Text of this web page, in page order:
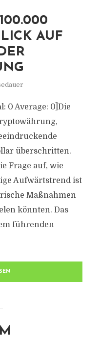
AUF
0 Average: 0]Die
überschritten.
Frage auf, wie
Aufwärtstrend ist
Maßnahmen
könnten. Das
führenden